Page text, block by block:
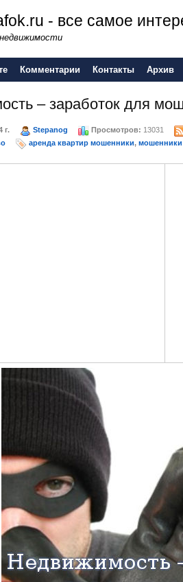
- все самое
Комментарии Контакты Архив
– заработок для
г. Stepanog Просмотров: 13031
аренда квартир мошенники, мошенники